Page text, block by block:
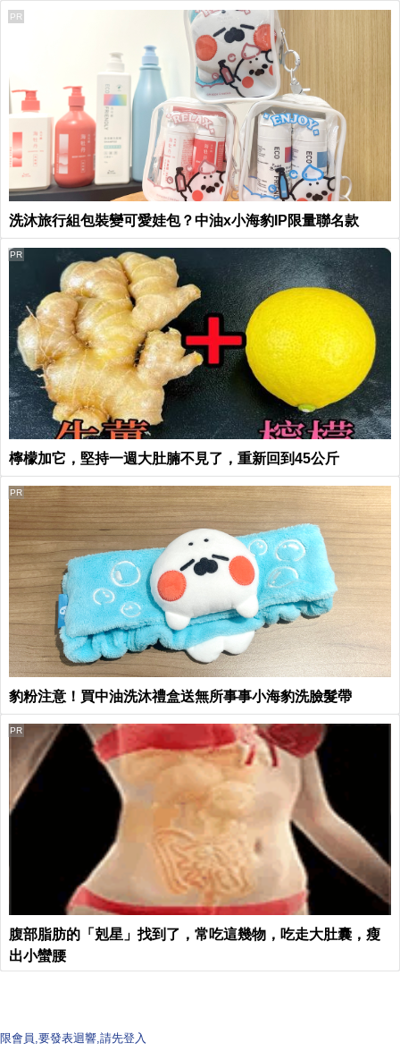
洗沐旅行組包裝變可愛娃包？中油x小海豹IP限量聯名款
PR
檸檬加它，堅持一週大肚腩不見了，重新回到45公斤
PR
豹粉注意！買中油洗沐禮盒送無所事事小海豹洗臉髮帶
PR
腹部脂肪的「剋星」找到了，常吃這幾物，吃走大肚囊，瘦
出小蠻腰
PR
限會員,要發表迴響,請先登入